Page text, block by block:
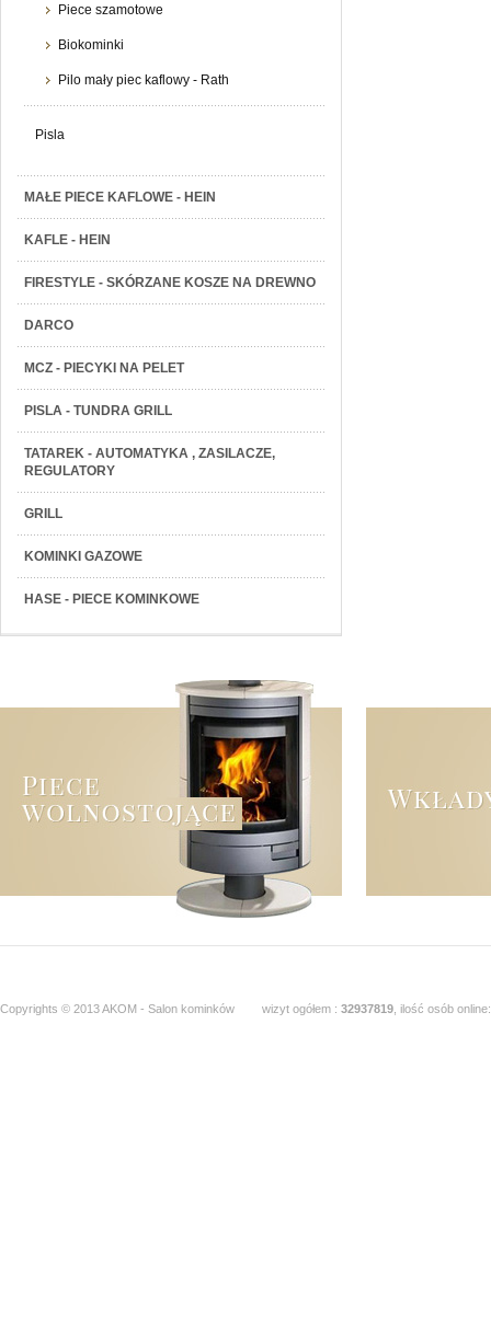
Piece szamotowe
Biokominki
Pilo mały piec kaflowy - Rath
Pisla
MAŁE PIECE KAFLOWE - HEIN
KAFLE - HEIN
FIRESTYLE - SKÓRZANE KOSZE NA DREWNO
DARCO
MCZ - PIECYKI NA PELET
PISLA - TUNDRA GRILL
TATAREK - AUTOMATYKA , ZASILACZE,
REGULATORY
GRILL
KOMINKI GAZOWE
HASE - PIECE KOMINKOWE
Copyrights © 2013 AKOM - Salon kominków wizyt ogółem : 32937819 , ilość osób